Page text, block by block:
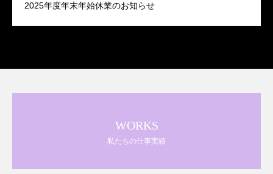
2025年度年末年始休業のお知らせ
WORKS
私たちの仕事実績